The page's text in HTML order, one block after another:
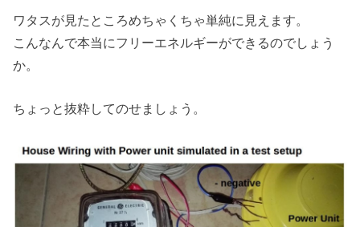
ワタスが見たところめちゃくちゃ単純に見えます。
こんなんで本当にフリーエネルギーができるのでしょう
か。
ちょっと抜粋してのせましょう。